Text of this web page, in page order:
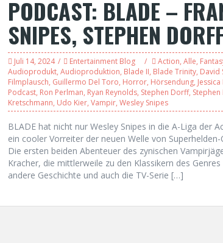
PODCAST: BLADE –
SNIPES, STEPHEN
Juli 14, 2024 Entertainment Blog Action, Alle,
Audioprodukt, Audioproduktion, Blade II, Blade Trinity, David
Filmplausch, Guillermo Del Toro, Horror, Hörsendung, Jessica
Podcast, Ron Perlman, Ryan Reynolds, Stephen Dorff,
Kretschmann, Udo Kier, Vampir, Wesley Snipes
BLADE hat nicht nur Wesley Snipes in die A-Liga der
ein cooler Vorreiter der neuen Welle von
Die ersten beiden Abenteuer des zynischen
Kracher, die mittlerweile zu den Klassikern des
andere Geschichte und auch die TV-Serie […]